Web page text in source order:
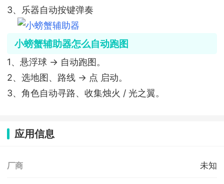
3、乐器自动按键弹奏
小螃蟹辅助器怎么自动跑图
1、悬浮球 → 自动跑图。
2、选地图、路线 → 点 启动。
3、角色自动寻路、收集烛火 / 光之翼。
应用信息
厂商 未知